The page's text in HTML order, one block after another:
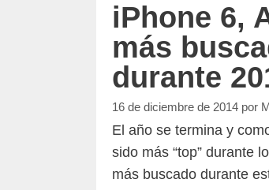
iPhone 6,
más
durante
16 de diciembre de 2014 por
El año se termina y
sido más “top” durante
más buscado durante